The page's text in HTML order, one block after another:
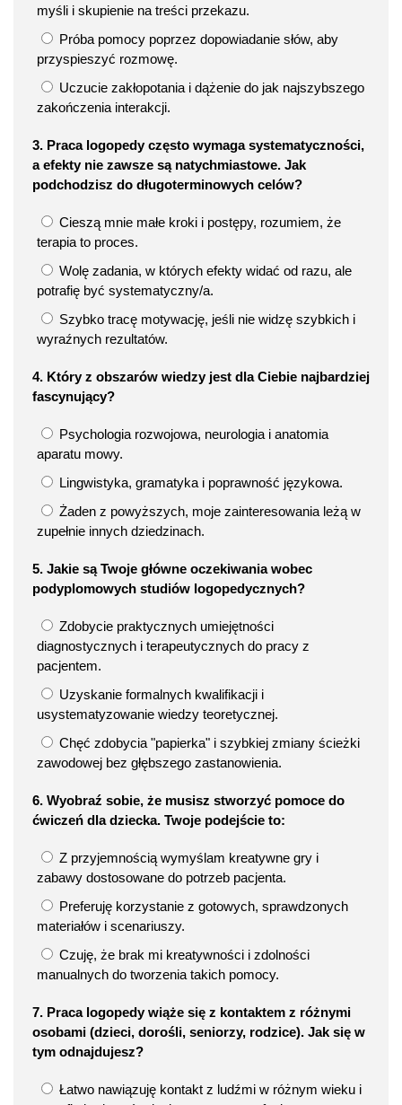
myśli i skupienie na treści przekazu.
Próba pomocy poprzez dopowiadanie słów, aby
przyspieszyć rozmowę.
Uczucie zakłopotania i dążenie do jak najszybszego
zakończenia interakcji.
3. Praca logopedy często wymaga systematyczności,
a efekty nie zawsze są natychmiastowe. Jak
podchodzisz do długoterminowych celów?
Cieszą mnie małe kroki i postępy, rozumiem, że
terapia to proces.
Wolę zadania, w których efekty widać od razu, ale
potrafię być systematyczny/a.
Szybko tracę motywację, jeśli nie widzę szybkich i
wyraźnych rezultatów.
4. Który z obszarów wiedzy jest dla Ciebie najbardziej
fascynujący?
Psychologia rozwojowa, neurologia i anatomia
aparatu mowy.
Lingwistyka, gramatyka i poprawność językowa.
Żaden z powyższych, moje zainteresowania leżą w
zupełnie innych dziedzinach.
5. Jakie są Twoje główne oczekiwania wobec
podyplomowych studiów logopedycznych?
Zdobycie praktycznych umiejętności
diagnostycznych i terapeutycznych do pracy z
pacjentem.
Uzyskanie formalnych kwalifikacji i
usystematyzowanie wiedzy teoretycznej.
Chęć zdobycia "papierka" i szybkiej zmiany ścieżki
zawodowej bez głębszego zastanowienia.
6. Wyobraź sobie, że musisz stworzyć pomoce do
ćwiczeń dla dziecka. Twoje podejście to:
Z przyjemnością wymyślam kreatywne gry i
zabawy dostosowane do potrzeb pacjenta.
Preferuję korzystanie z gotowych, sprawdzonych
materiałów i scenariuszy.
Czuję, że brak mi kreatywności i zdolności
manualnych do tworzenia takich pomocy.
7. Praca logopedy wiąże się z kontaktem z różnymi
osobami (dzieci, dorośli, seniorzy, rodzice). Jak się w
tym odnajdujesz?
Łatwo nawiązuję kontakt z ludźmi w różnym wieku i